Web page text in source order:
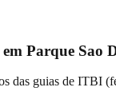
Parque Sao
das guias de ITBI (